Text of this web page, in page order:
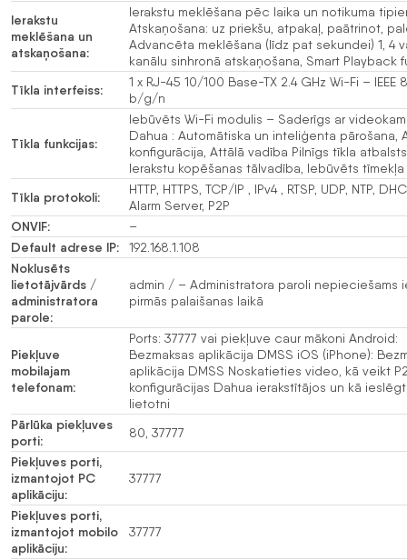
Ierakstu
meklēšana un
atskaņošana:
Ierakstu meklēšana pēc laika un notikuma
Atskaņošana: uz priekšu, atpakaļ, paātrinot,
Advancēta meklēšana (līdz pat sekundei) 1, 4
kanālu sinhronā atskaņošana, Smart Playback
Tīkla interfeiss:
1 x RJ-45 10/100 Base-TX 2.4 GHz Wi-Fi – IEEE
b/g/n
Tīkla funkcijas:
Iebūvēts Wi-Fi modulis – Saderīgs ar
Dahua : Automātiska un inteliģenta pārošana,
konfigurācija, Attālā vadība Pilnīgs tīkla
Ierakstu kopēšanas tālvadība, Iebūvēts tīmekļa
Tīkla protokoli:
HTTP, HTTPS, TCP/IP , IPv4 , RTSP, UDP, NTP,
Alarm Server, P2P
ONVIF: –
Default adrese IP: 192.168.1.108
Noklusēts
lietotājvārds /
administratora
parole:
admin / – Administratora paroli nepieciešams
pirmās palaišanas laikā
Piekļuve
mobilajam
telefonam:
Ports: 37777 vai piekļuve caur mākoni Android:
Bezmaksas aplikācija DMSS iOS (iPhone):
aplikācija DMSS Noskatieties video, kā veikt
konfigurācijas Dahua ierakstītājos un kā
lietotni
Pārlūka piekļuves
porti:
80, 37777
Piekļuves porti,
izmantojot PC
aplikāciju:
37777
Piekļuves porti,
izmantojot mobilo
aplikāciju:
37777